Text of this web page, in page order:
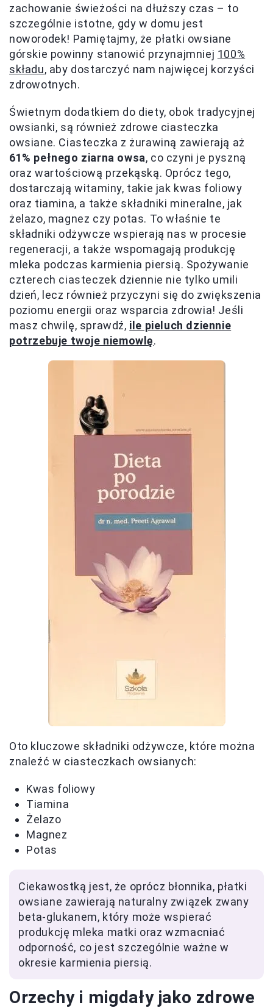
zachowanie świeżości na dłuższy czas – to
szczególnie istotne, gdy w domu jest
noworodek! Pamiętajmy, że płatki owsiane
górskie powinny stanowić przynajmniej 100%
składu, aby dostarczyć nam najwięcej korzyści
zdrowotnych.
Świetnym dodatkiem do diety, obok tradycyjnej
owsianki, są również zdrowe ciasteczka
owsiane. Ciasteczka z żurawiną zawierają aż
61% pełnego ziarna owsa, co czyni je pyszną
oraz wartościową przekąską. Oprócz tego,
dostarczają witaminy, takie jak kwas foliowy
oraz tiamina, a także składniki mineralne, jak
żelazo, magnez czy potas. To właśnie te
składniki odżywcze wspierają nas w procesie
regeneracji, a także wspomagają produkcję
mleka podczas karmienia piersią. Spożywanie
czterech ciasteczek dziennie nie tylko umili
dzień, lecz również przyczyni się do zwiększenia
poziomu energii oraz wsparcia zdrowia! Jeśli
masz chwilę, sprawdź, ile pieluch dziennie
potrzebuje twoje niemowlę.
Oto kluczowe składniki odżywcze, które można
znaleźć w ciasteczkach owsianych:
Kwas foliowy
Tiamina
Żelazo
Magnez
Potas
Ciekawostką jest, że oprócz błonnika, płatki
owsiane zawierają naturalny związek zwany
beta-glukanem, który może wspierać
produkcję mleka matki oraz wzmacniać
odporność, co jest szczególnie ważne w
okresie karmienia piersią.
Orzechy i migdały jako zdrowe